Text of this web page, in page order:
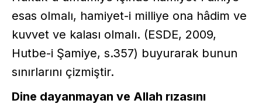
esas olmalı, hamiyet-i milliye ona hâdim ve
kuvvet ve kalası olmalı. (ESDE, 2009,
Hutbe-i Şamiye, s.357) buyurarak bunun
sınırlarını çizmiştir.
Dine dayanmayan ve Allah rızasını